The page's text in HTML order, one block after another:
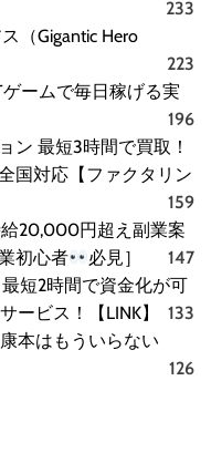
233
（Gigantic Hero
223
ゲームで毎日稼げる実
196
ン 最短3時間で買取！
国対応【ファクタリン
159
給20,000円超え副業案
初心者
必見］
147
短2時間で資金化が可
ービス！【LINK】
133
本はもういらない
126